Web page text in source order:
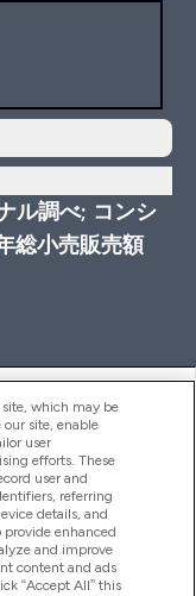
ル調べ; コンシ
総小売販売額
which may be
site, enable
user
efforts. These
user and
referring
details, and
enhanced
and improve
content and ads
“Accept All” this